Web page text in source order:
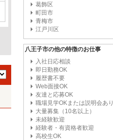
葛飾区
町田市
青梅市
江戸川区
八王子市の他の特徴のお仕事
入社日応相談
即日勤務OK
履歴書不要
Web面接OK
友達と応募OK
職場見学OKまたは説明会あり
大量募集（10名以上）
未経験歓迎
経験者・有資格者歓迎
高校生OK